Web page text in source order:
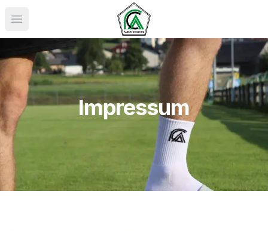
Menü öffnen
Impressum